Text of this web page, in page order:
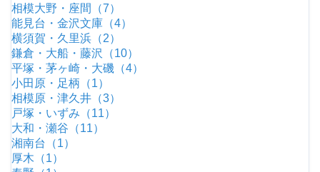
相模大野・座間（7）
能見台・金沢文庫（4）
横須賀・久里浜（2）
鎌倉・大船・藤沢（10）
平塚・茅ヶ崎・大磯（4）
小田原・足柄（1）
相模原・津久井（3）
戸塚・いずみ（11）
大和・瀬谷（11）
湘南台（1）
厚木（1）